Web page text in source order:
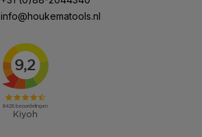
info@houkematools.nl